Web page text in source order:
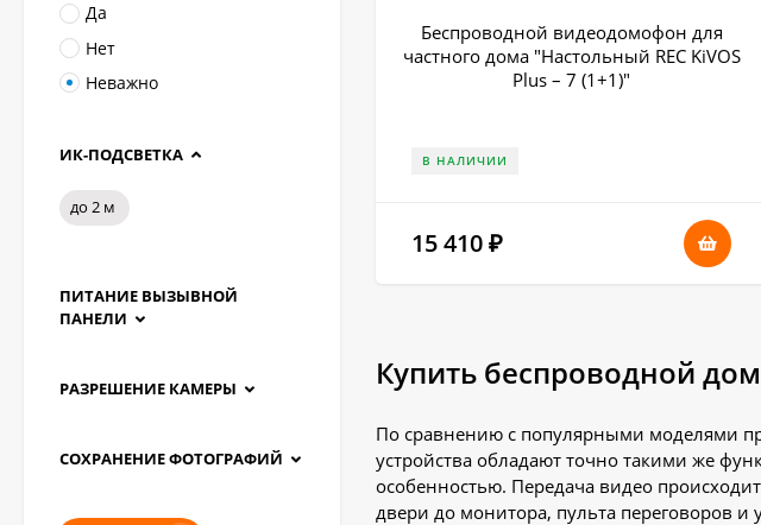
Беспроводной видеодомофон для
частного дома "Настольный REC KiVOS
Plus – 7 (1+1)"
В НАЛИЧИИ
15 410 ₽
Купить беспроводной
По сравнению с популярными моделями
устройства обладают точно такими же
особенностью. Передача видео происходит
двери до монитора, пульта переговоров
Да
Нет
Неважно
ИК-ПОДСВЕТКА
до 2 м
ПИТАНИЕ ВЫЗЫВНОЙ
ПАНЕЛИ
РАЗРЕШЕНИЕ КАМЕРЫ
СОХРАНЕНИЕ ФОТОГРАФИЙ